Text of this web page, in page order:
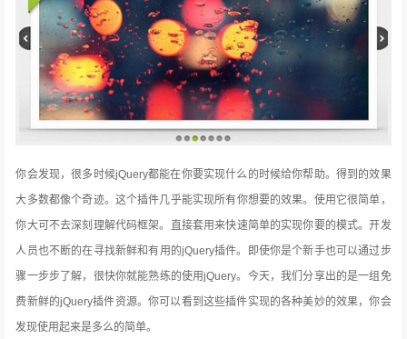
你会发现，很多时候jQuery都能在你要实现什么的时候给你帮助。得到的效果
大多数都像个奇迹。这个插件几乎能实现所有你想要的效果。使用它很简单，
你大可不去深刻理解代码框架。直接套用来快速简单的实现你要的模式。开发
人员也不断的在寻找新鲜和有用的jQuery插件。即使你是个新手也可以通过步
骤一步步了解，很快你就能熟练的使用jQuery。今天，我们分享出的是一组免
费新鲜的jQuery插件资源。你可以看到这些插件实现的各种美妙的效果，你会
发现使用起来是多么的简单。